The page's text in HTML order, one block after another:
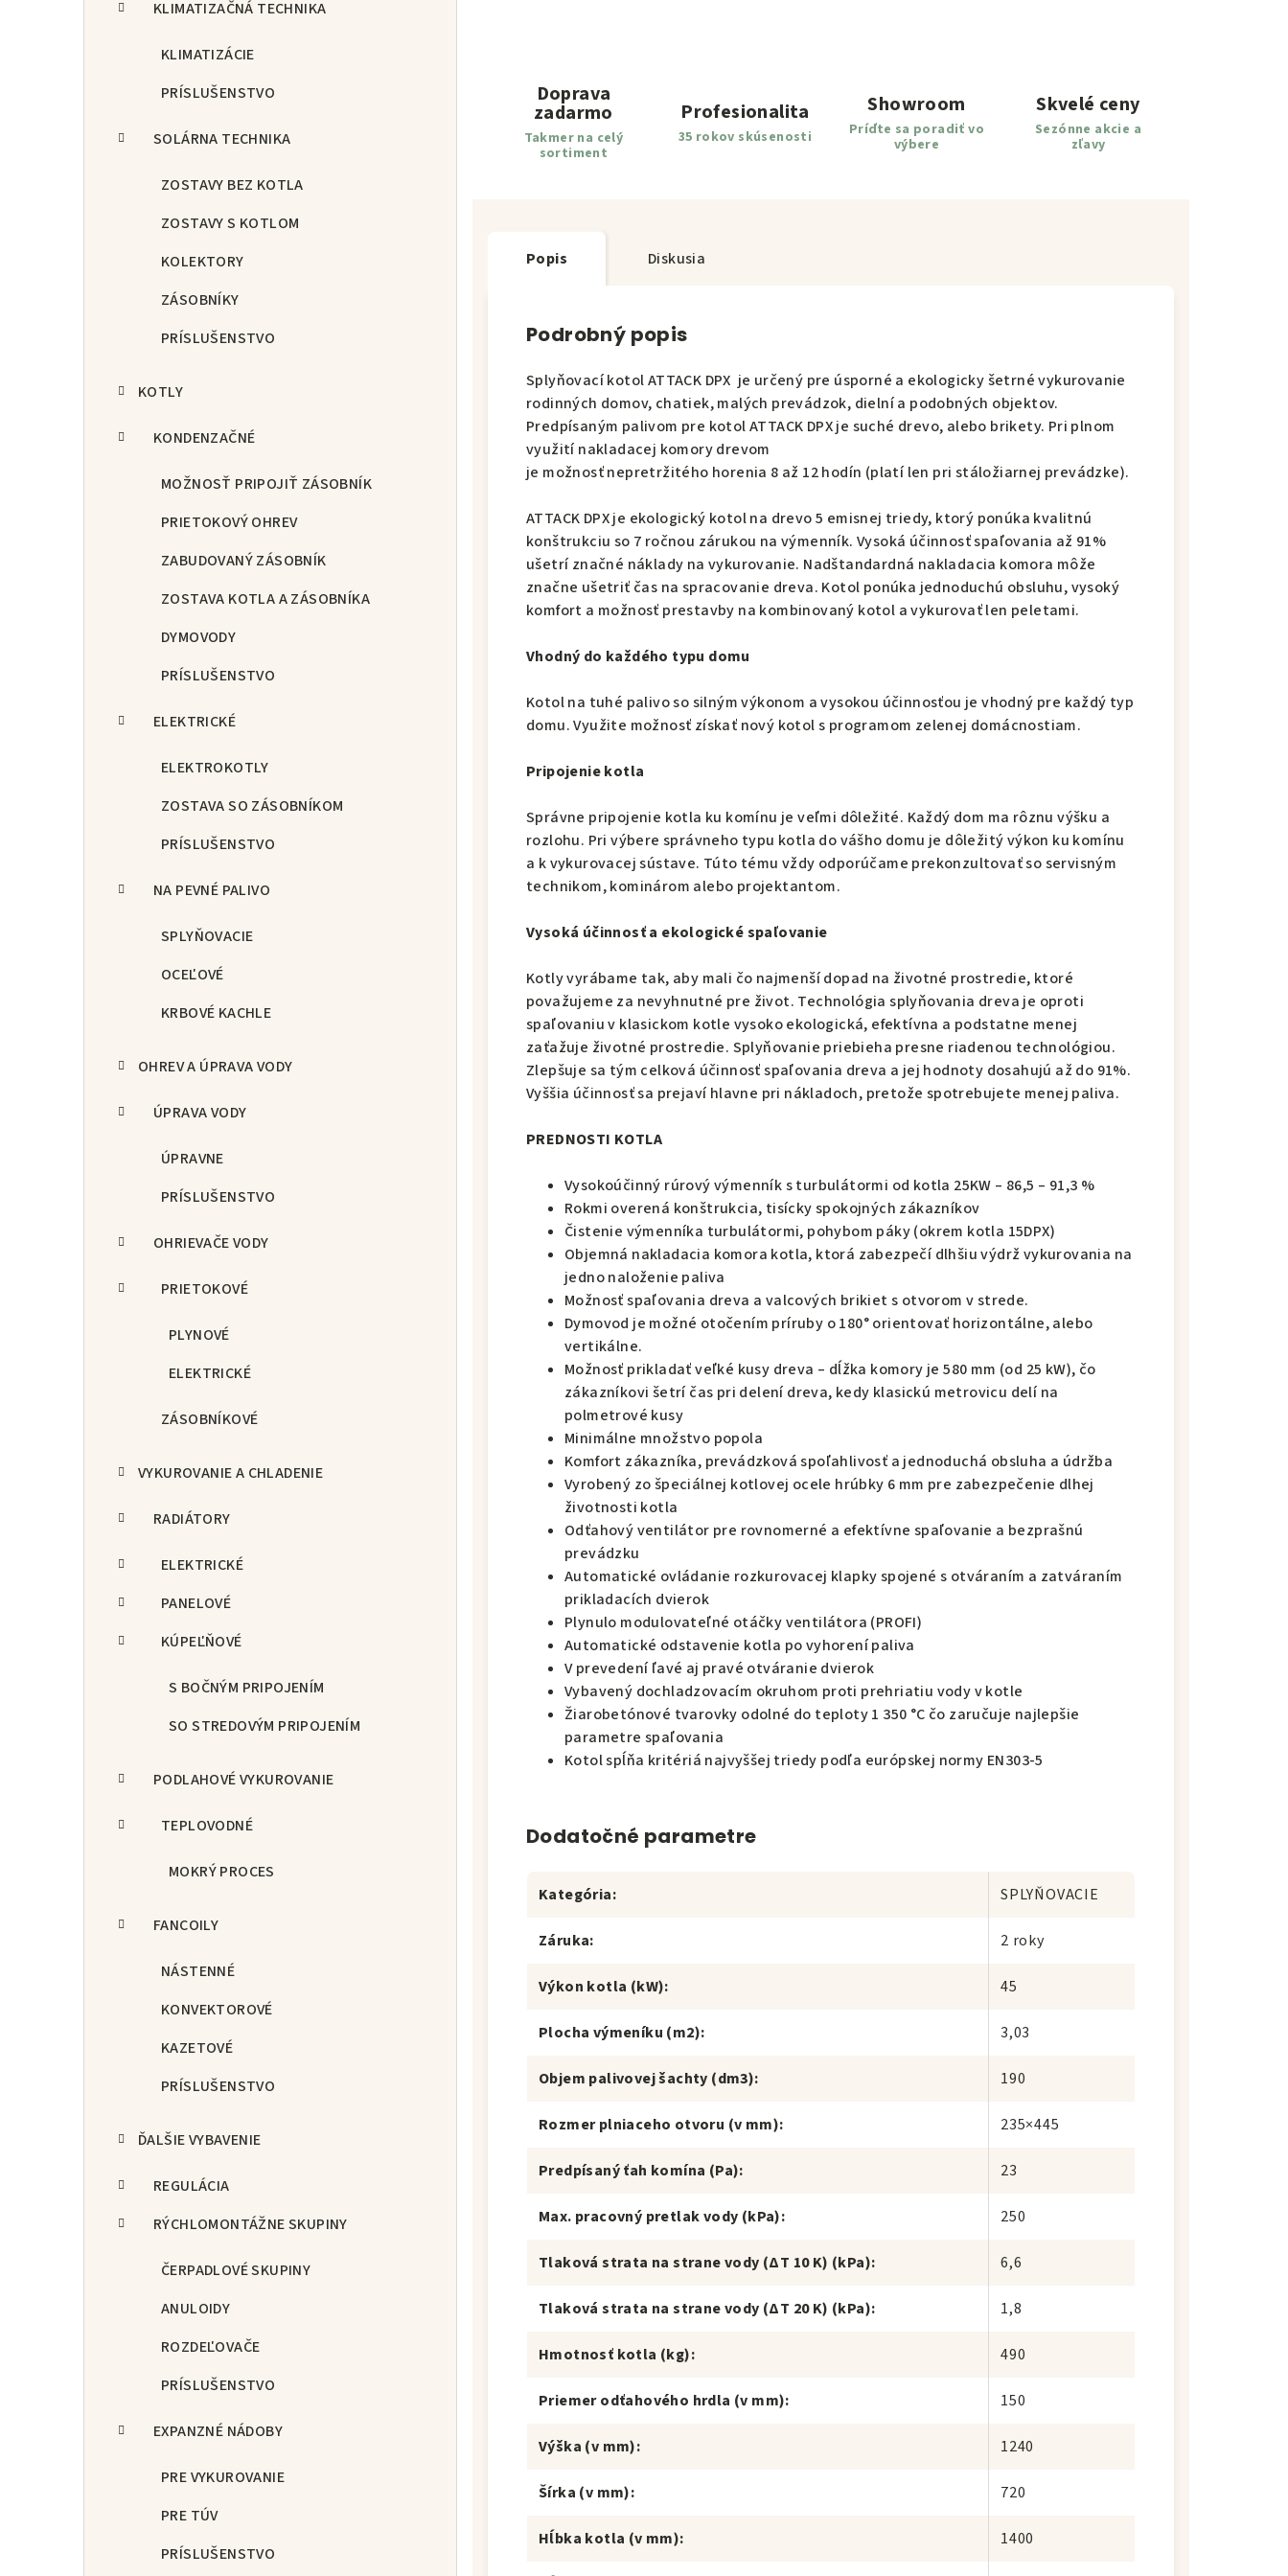
KLIMATIZAČNÁ TECHNIKA
KLIMATIZÁCIE
PRÍSLUŠENSTVO
SOLÁRNA TECHNIKA
ZOSTAVY BEZ KOTLA
ZOSTAVY S KOTLOM
KOLEKTORY
ZÁSOBNÍKY
PRÍSLUŠENSTVO
KOTLY
KONDENZAČNÉ
MOŽNOSŤ PRIPOJIŤ ZÁSOBNÍK
PRIETOKOVÝ OHREV
ZABUDOVANÝ ZÁSOBNÍK
ZOSTAVA KOTLA A ZÁSOBNÍKA
DYMOVODY
PRÍSLUŠENSTVO
ELEKTRICKÉ
ELEKTROKOTLY
ZOSTAVA SO ZÁSOBNÍKOM
PRÍSLUŠENSTVO
NA PEVNÉ PALIVO
SPLYŇOVACIE
OCEĽOVÉ
KRBOVÉ KACHLE
OHREV A ÚPRAVA VODY
ÚPRAVA VODY
ÚPRAVNE
PRÍSLUŠENSTVO
OHRIEVAČE VODY
PRIETOKOVÉ
PLYNOVÉ
ELEKTRICKÉ
ZÁSOBNÍKOVÉ
VYKUROVANIE A CHLADENIE
RADIÁTORY
ELEKTRICKÉ
PANELOVÉ
KÚPEĽŇOVÉ
S BOČNÝM PRIPOJENÍM
SO STREDOVÝM PRIPOJENÍM
PODLAHOVÉ VYKUROVANIE
TEPLOVODNÉ
MOKRÝ PROCES
FANCOILY
NÁSTENNÉ
KONVEKTOROVÉ
KAZETOVÉ
PRÍSLUŠENSTVO
ĎALŠIE VYBAVENIE
REGULÁCIA
RÝCHLOMONTÁŽNE SKUPINY
ČERPADLOVÉ SKUPINY
ANULOIDY
ROZDEĽOVAČE
PRÍSLUŠENSTVO
EXPANZNÉ NÁDOBY
PRE VYKUROVANIE
PRE TÚV
PRÍSLUŠENSTVO
Doprava
zadarmo
Takmer na celý
sortiment
Profesionalita
35 rokov skúsenosti
Showroom
Príďte sa poradiť vo
výbere
Skvelé ceny
Sezónne akcie a
zľavy
Popis Diskusia
Podrobný popis
Splyňovací kotol ATTACK DPX je určený pre úsporné a ekologicky šetrné vykurovanie
rodinných domov, chatiek, malých prevádzok, dielní a podobných objektov.
Predpísaným palivom pre kotol ATTACK DPX je suché drevo, alebo brikety. Pri plnom
využití nakladacej komory drevom
je možnosť nepretržitého horenia 8 až 12 hodín (platí len pri stáložiarnej prevádzke).
ATTACK DPX je ekologický kotol na drevo 5 emisnej triedy, ktorý ponúka kvalitnú
konštrukciu so 7 ročnou zárukou na výmenník. Vysoká účinnosť spaľovania až 91%
ušetrí značné náklady na vykurovanie. Nadštandardná nakladacia komora môže
značne ušetriť čas na spracovanie dreva. Kotol ponúka jednoduchú obsluhu, vysoký
komfort a možnosť prestavby na kombinovaný kotol a vykurovať len peletami.
Vhodný do každého typu domu
Kotol na tuhé palivo so silným výkonom a vysokou účinnosťou je vhodný pre každý typ
domu. Využite možnosť získať nový kotol s programom zelenej domácnostiam.
Pripojenie kotla
Správne pripojenie kotla ku komínu je veľmi dôležité. Každý dom ma rôznu výšku a
rozlohu. Pri výbere správneho typu kotla do vášho domu je dôležitý výkon ku komínu
a k vykurovacej sústave. Túto tému vždy odporúčame prekonzultovať so servisným
technikom, kominárom alebo projektantom.
Vysoká účinnosť a ekologické spaľovanie
Kotly vyrábame tak, aby mali čo najmenší dopad na životné prostredie, ktoré
považujeme za nevyhnutné pre život. Technológia splyňovania dreva je oproti
spaľovaniu v klasickom kotle vysoko ekologická, efektívna a podstatne menej
zaťažuje životné prostredie. Splyňovanie priebieha presne riadenou technológiou.
Zlepšuje sa tým celková účinnosť spaľovania dreva a jej hodnoty dosahujú až do 91%.
Vyššia účinnosť sa prejaví hlavne pri nákladoch, pretože spotrebujete menej paliva.
PREDNOSTI KOTLA
Vysokoúčinný rúrový výmenník s turbulátormi od kotla 25KW – 86,5 – 91,3 %
Rokmi overená konštrukcia, tisícky spokojných zákazníkov
Čistenie výmenníka turbulátormi, pohybom páky (okrem kotla 15DPX)
Objemná nakladacia komora kotla, ktorá zabezpečí dlhšiu výdrž vykurovania na
jedno naloženie paliva
Možnosť spaľovania dreva a valcových brikiet s otvorom v strede.
Dymovod je možné otočením príruby o 180° orientovať horizontálne, alebo
vertikálne.
Možnosť prikladať veľké kusy dreva – dĺžka komory je 580 mm (od 25 kW), čo
zákazníkovi šetrí čas pri delení dreva, kedy klasickú metrovicu delí na
polmetrové kusy
Minimálne množstvo popola
Komfort zákazníka, prevádzková spoľahlivosť a jednoduchá obsluha a údržba
Vyrobený zo špeciálnej kotlovej ocele hrúbky 6 mm pre zabezpečenie dlhej
životnosti kotla
Odťahový ventilátor pre rovnomerné a efektívne spaľovanie a bezprašnú
prevádzku
Automatické ovládanie rozkurovacej klapky spojené s otváraním a zatváraním
prikladacích dvierok
Plynulo modulovateľné otáčky ventilátora (PROFI)
Automatické odstavenie kotla po vyhorení paliva
V prevedení ľavé aj pravé otváranie dvierok
Vybavený dochladzovacím okruhom proti prehriatiu vody v kotle
Žiarobetónové tvarovky odolné do teploty 1 350 °C čo zaručuje najlepšie
parametre spaľovania
Kotol spĺňa kritériá najvyššej triedy podľa európskej normy EN303-5
Dodatočné parametre
Kategória: SPLYŇOVACIE
Záruka: 2 roky
Výkon kotla (kW): 45
Plocha výmeníku (m2): 3,03
Objem palivovej šachty (dm3): 190
Rozmer plniaceho otvoru (v mm): 235×445
Predpísaný ťah komína (Pa): 23
Max. pracovný pretlak vody (kPa): 250
Tlaková strata na strane vody (ΔT 10 K) (kPa): 6,6
Tlaková strata na strane vody (ΔT 20 K) (kPa): 1,8
Hmotnosť kotla (kg): 490
Priemer odťahového hrdla (v mm): 150
Výška (v mm): 1240
Šírka (v mm): 720
Hĺbka kotla (v mm): 1400